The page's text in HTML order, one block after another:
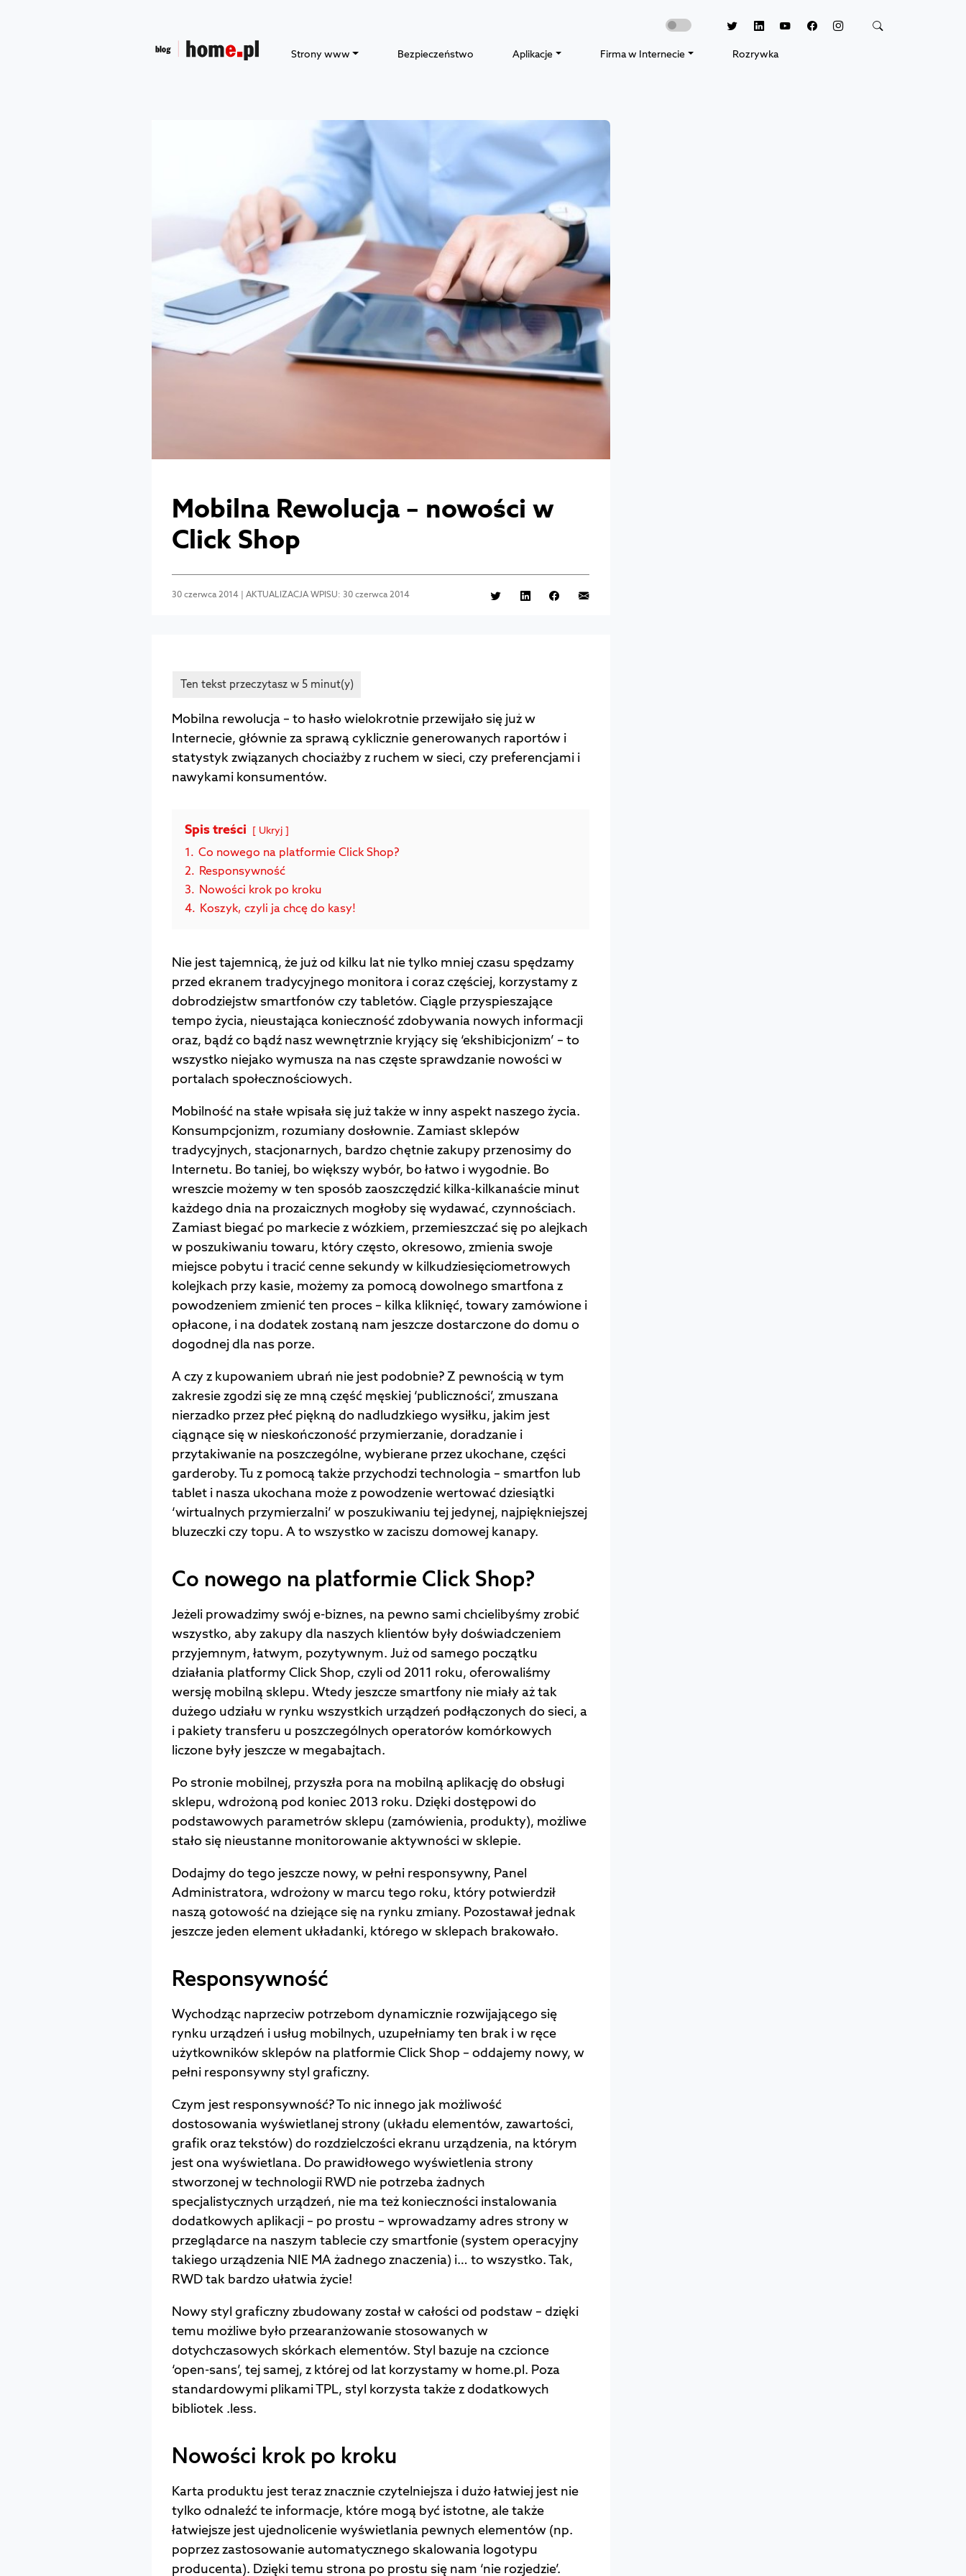
Strony www Bezpieczeństwo Aplikacje Firma w Internecie Rozrywka
Mobilna Rewolucja – nowości w
Click Shop
30 czerwca 2014 | AKTUALIZACJA WPISU: 30 czerwca 2014
Mobilna rewolucja – to hasło wielokrotnie przewijało się już w
Internecie, głównie za sprawą cyklicznie generowanych raportów i
statystyk związanych chociażby z ruchem w sieci, czy preferencjami i
nawykami konsumentów.
Spis treści Ukryj
1. Co nowego na platformie Click Shop?
2. Responsywność
3. Nowości krok po kroku
4. Koszyk, czyli ja chcę do kasy!
Nie jest tajemnicą, że już od kilku lat nie tylko mniej czasu spędzamy
przed ekranem tradycyjnego monitora i coraz częściej, korzystamy z
dobrodziejstw smartfonów czy tabletów. Ciągle przyspieszające
tempo życia, nieustająca konieczność zdobywania nowych informacji
oraz, bądź co bądź nasz wewnętrznie kryjący się ‘ekshibicjonizm’ – to
wszystko niejako wymusza na nas częste sprawdzanie nowości w
portalach społecznościowych.
Mobilność na stałe wpisała się już także w inny aspekt naszego życia.
Konsumpcjonizm, rozumiany dosłownie. Zamiast sklepów
tradycyjnych, stacjonarnych, bardzo chętnie zakupy przenosimy do
Internetu. Bo taniej, bo większy wybór, bo łatwo i wygodnie. Bo
wreszcie możemy w ten sposób zaoszczędzić kilka-kilkanaście minut
każdego dnia na prozaicznych mogłoby się wydawać, czynnościach.
Zamiast biegać po markecie z wózkiem, przemieszczać się po alejkach
w poszukiwaniu towaru, który często, okresowo, zmienia swoje
miejsce pobytu i tracić cenne sekundy w kilkudziesięciometrowych
kolejkach przy kasie, możemy za pomocą dowolnego smartfona z
powodzeniem zmienić ten proces – kilka kliknięć, towary zamówione i
opłacone, i na dodatek zostaną nam jeszcze dostarczone do domu o
dogodnej dla nas porze.
A czy z kupowaniem ubrań nie jest podobnie? Z pewnością w tym
zakresie zgodzi się ze mną część męskiej ‘publiczności’, zmuszana
nierzadko przez płeć piękną do nadludzkiego wysiłku, jakim jest
ciągnące się w nieskończoność przymierzanie, doradzanie i
przytakiwanie na poszczególne, wybierane przez ukochane, części
garderoby. Tu z pomocą także przychodzi technologia – smartfon lub
tablet i nasza ukochana może z powodzenie wertować dziesiątki
‘wirtualnych przymierzalni’ w poszukiwaniu tej jedynej, najpiękniejszej
bluzeczki czy topu. A to wszystko w zaciszu domowej kanapy.
Co nowego na platformie Click Shop?
Jeżeli prowadzimy swój e-biznes, na pewno sami chcielibyśmy zrobić
wszystko, aby zakupy dla naszych klientów były doświadczeniem
przyjemnym, łatwym, pozytywnym. Już od samego początku
działania platformy Click Shop, czyli od 2011 roku, oferowaliśmy
wersję mobilną sklepu. Wtedy jeszcze smartfony nie miały aż tak
dużego udziału w rynku wszystkich urządzeń podłączonych do sieci, a
i pakiety transferu u poszczególnych operatorów komórkowych
liczone były jeszcze w megabajtach.
Po stronie mobilnej, przyszła pora na mobilną aplikację do obsługi
sklepu, wdrożoną pod koniec 2013 roku. Dzięki dostępowi do
podstawowych parametrów sklepu (zamówienia, produkty), możliwe
stało się nieustanne monitorowanie aktywności w sklepie.
Dodajmy do tego jeszcze nowy, w pełni responsywny, Panel
Administratora, wdrożony w marcu tego roku, który potwierdził
naszą gotowość na dziejące się na rynku zmiany. Pozostawał jednak
jeszcze jeden element układanki, którego w sklepach brakowało.
Responsywność
Wychodząc naprzeciw potrzebom dynamicznie rozwijającego się
rynku urządzeń i usług mobilnych, uzupełniamy ten brak i w ręce
użytkowników sklepów na platformie Click Shop – oddajemy nowy, w
pełni responsywny styl graficzny.
Czym jest responsywność? To nic innego jak możliwość
dostosowania wyświetlanej strony (układu elementów, zawartości,
grafik oraz tekstów) do rozdzielczości ekranu urządzenia, na którym
jest ona wyświetlana. Do prawidłowego wyświetlenia strony
stworzonej w technologii RWD nie potrzeba żadnych
specjalistycznych urządzeń, nie ma też konieczności instalowania
dodatkowych aplikacji – po prostu – wprowadzamy adres strony w
przeglądarce na naszym tablecie czy smartfonie (system operacyjny
takiego urządzenia NIE MA żadnego znaczenia) i… to wszystko. Tak,
RWD tak bardzo ułatwia życie!
Nowy styl graficzny zbudowany został w całości od podstaw – dzięki
temu możliwe było przearanżowanie stosowanych w
dotychczasowych skórkach elementów. Styl bazuje na czcionce
‘open-sans’, tej samej, z której od lat korzystamy w home.pl. Poza
standardowymi plikami TPL, styl korzysta także z dodatkowych
bibliotek .less.
Nowości krok po kroku
Karta produktu jest teraz znacznie czytelniejsza i dużo łatwiej jest nie
tylko odnaleźć te informacje, które mogą być istotne, ale także
łatwiejsze jest ujednolicenie wyświetlania pewnych elementów (np.
poprzez zastosowanie automatycznego skalowania logotypu
producenta). Dzięki temu strona po prostu się nam ‘nie rozjedzie’.